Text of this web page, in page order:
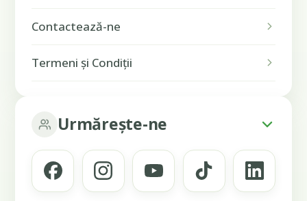
Contactează-ne
Termeni și Condiții
Urmărește-ne